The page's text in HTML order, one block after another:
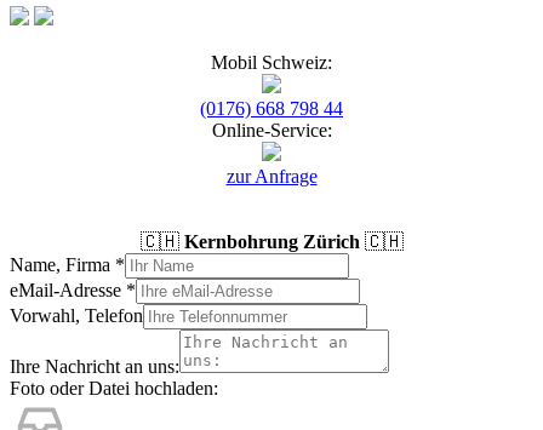
Mobil Schweiz:
(0176) 668 798 44
Online-Service:
zur Anfrage
🇨🇭 Kernbohrung Zürich 🇨🇭
Name, Firma *
eMail-Adresse *
Vorwahl, Telefon
Ihre Nachricht an uns:
Foto oder Datei hochladen: